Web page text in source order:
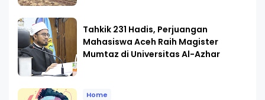
Tahkik 231 Hadis, Perjuangan
Mahasiswa Aceh Raih Magister
Mumtaz di Universitas Al-Azhar
Home